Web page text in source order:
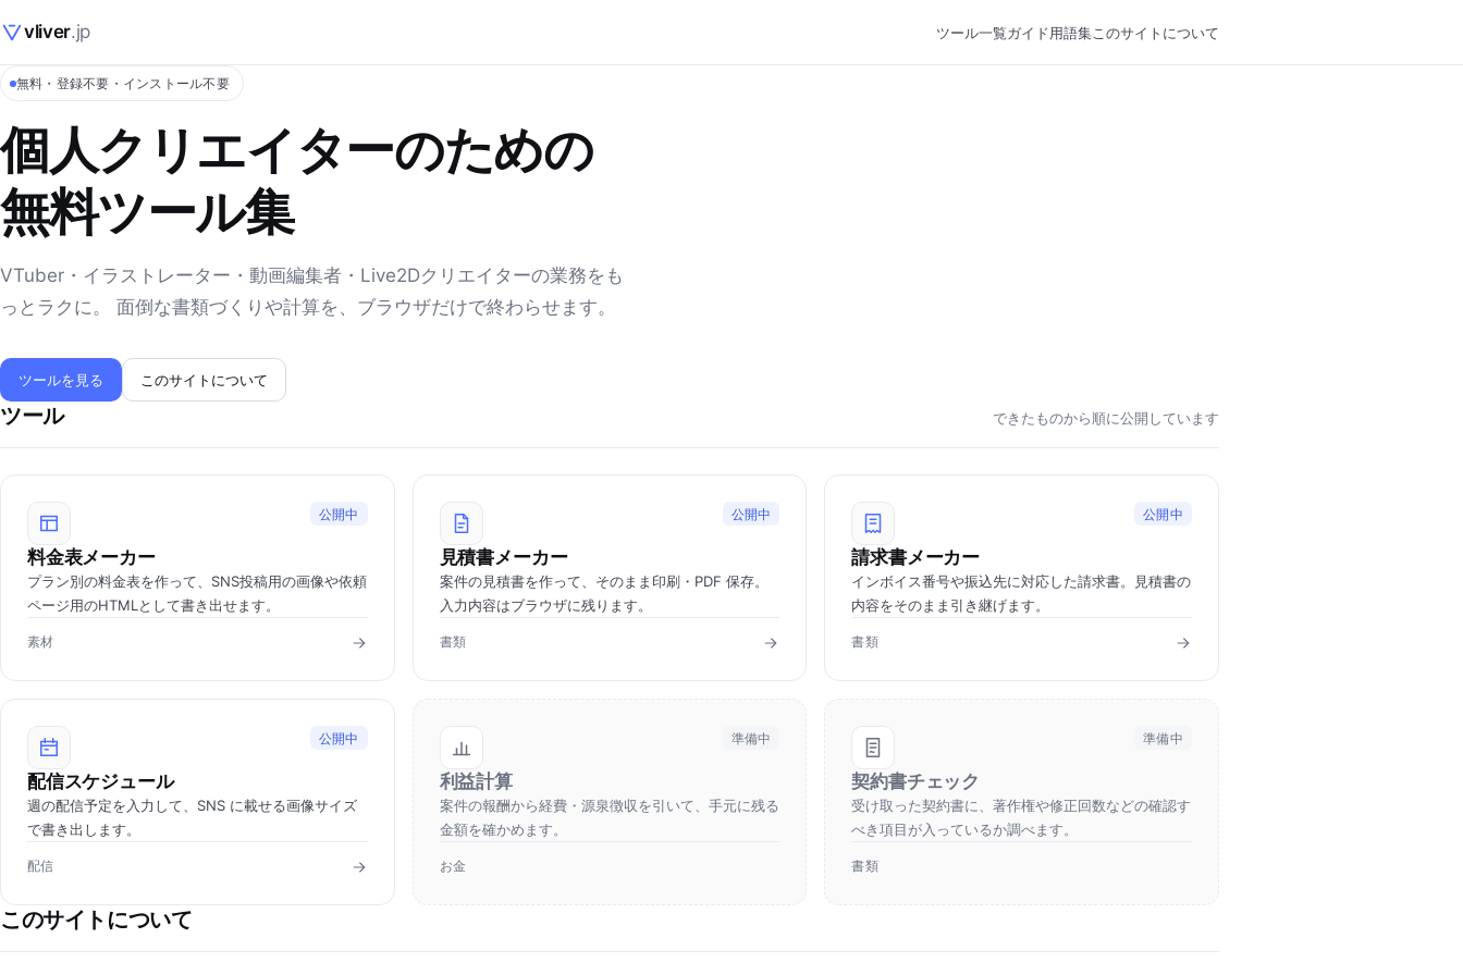
vliver.jp ツール一覧ガイド用語集このサイトについて
無料・登録不要・インストール不要
個人クリエイターのための
無料ツール集
VTuber・イラストレーター・動画編集者・Live2Dクリエイターの業務をも
っとラクに。 面倒な書類づくりや計算を、ブラウザだけで終わらせます。
ツールを見る このサイトについて
ツール できたものから順に公開しています
公開中
料金表メーカー
プラン別の料金表を作って、SNS投稿用の画像や依頼
ページ用のHTMLとして書き出せます。
素材
公開中
見積書メーカー
案件の見積書を作って、そのまま印刷・PDF 保存。
入力内容はブラウザに残ります。
書類
公開中
請求書メーカー
インボイス番号や振込先に対応した請求書。見積書の
内容をそのまま引き継げます。
書類
公開中
配信スケジュール
週の配信予定を入力して、SNS に載せる画像サイズ
で書き出します。
配信
準備中
利益計算
案件の報酬から経費・源泉徴収を引いて、手元に残る
金額を確かめます。
お金
準備中
契約書チェック
受け取った契約書に、著作権や修正回数などの確認す
べき項目が入っているか調べます。
書類
このサイトについて